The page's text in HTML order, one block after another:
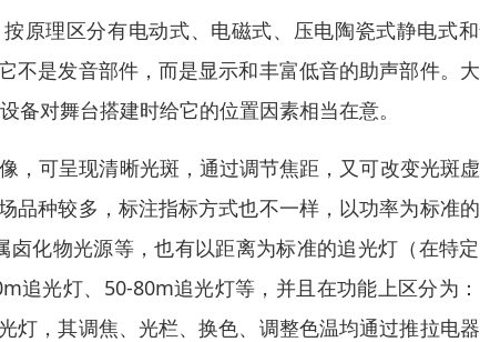
原理区分有电动式、电磁式、压电陶瓷式静电式
不是发音部件，而是显示和丰富低音的助声部件。
对舞台搭建时给它的位置因素相当在意。
，可呈现清晰光斑，通过调节焦距，又可改变光斑
品种较多，标注指标方式也不一样，以功率为标准
化物光源等，也有以距离为标准的追光灯（在特
追光灯、50-80m追光灯等，并且在功能上区分为
灯，其调焦、光栏、换色、调整色温均通过推拉电